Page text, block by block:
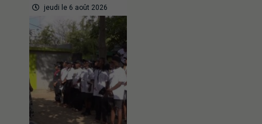
jeudi le 6 août 2026